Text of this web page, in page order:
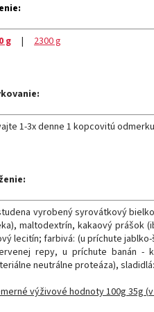
g | 2300 g
1-3x denne 1 kopcovitú odmerku
vyrobenýsyrovátkový
), maltodextrín, kakaový prášok (
lecitín; farbivá: (u príchute jablko-
repy, u príchute banán -
neutrálne proteáza), sladidlá:
výživové hodnoty100g 35g (